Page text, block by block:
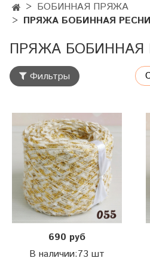
БОБИННАЯ ПРЯЖА
ПРЯЖА БОБИННАЯ
ПРЯЖА БОБИННАЯ
Фильтры
690 руб
В наличии:73 шт